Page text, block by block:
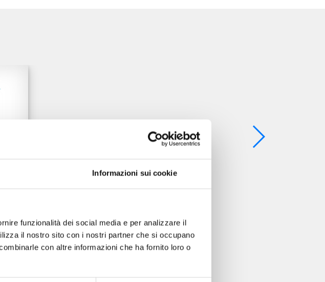
Informazioni sui cookie
funzionalità dei social media e per analizzare il
il nostro sito con i nostri partner che si occupano
con altre informazioni che ha fornito loro o